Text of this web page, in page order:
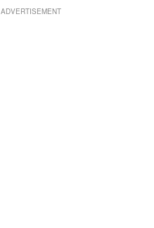
ADVERTISEMENT